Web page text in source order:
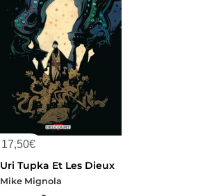
17,50€
Uri Tupka Et Les Dieux
Mike Mignola